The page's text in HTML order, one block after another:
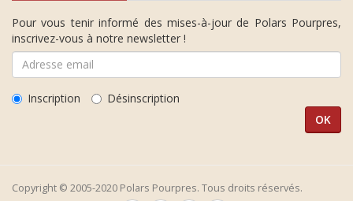
Pour vous tenir informé des mises-à-jour de Polars Pourpres,
inscrivez-vous à notre newsletter !
Inscription Désinscription
Copyright © 2005-2020 Polars Pourpres. Tous droits réservés.